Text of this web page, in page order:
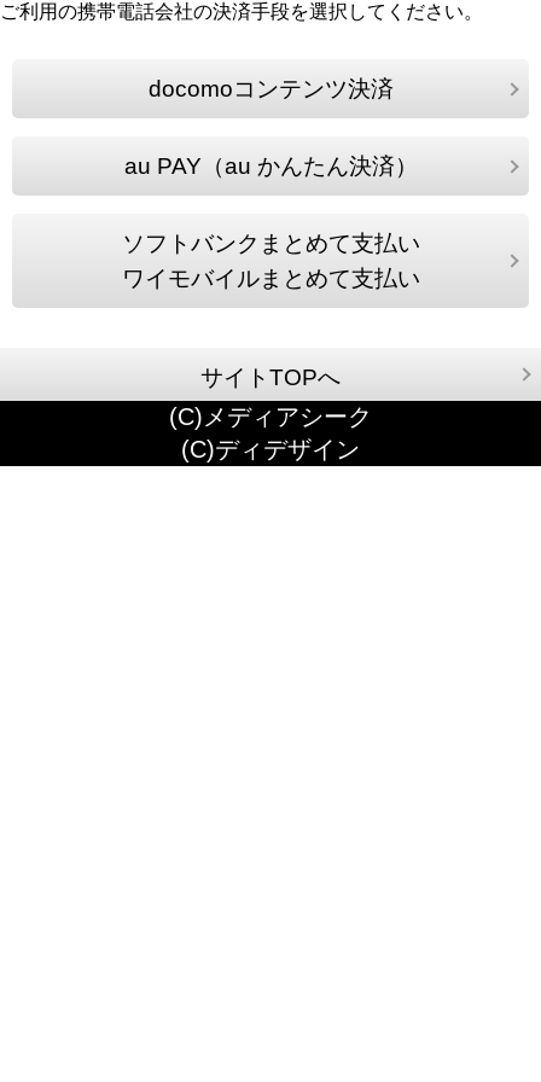
ご利用の携帯電話会社の決済手段を選択してください。
docomoコンテンツ決済
au PAY（au かんたん決済）
ソフトバンクまとめて支払い
ワイモバイルまとめて支払い
サイトTOPへ
(C)メディアシーク
(C)ディデザイン